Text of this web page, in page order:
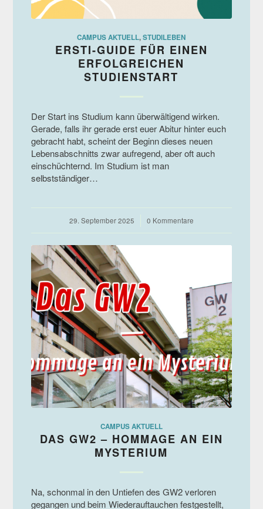
CAMPUS AKTUELL,STUDILEBEN
ERSTI-GUIDE FÜR EINEN
ERFOLGREICHEN
STUDIENSTART
Der Start ins Studium kann überwältigend wirken.
Gerade, falls ihr gerade erst euer Abitur hinter euch
gebracht habt, scheint der Beginn dieses neuen
Lebensabschnitts zwar aufregend, aber oft auch
einschüchternd. Im Studium ist man
selbstständiger…
29. September 2025
/ 0 Kommentare
CAMPUS AKTUELL
DAS GW2 – HOMMAGE AN EIN
MYSTERIUM
Na, schonmal in den Untiefen des GW2 verloren
gegangen und beim Wiederauftauchen festgestellt,